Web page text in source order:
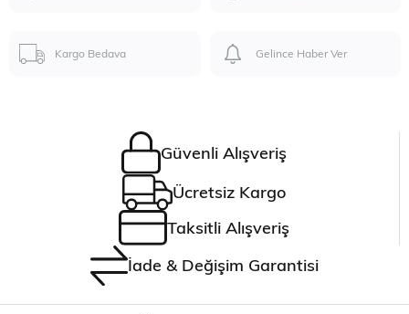
Kargo Bedava Gelince Haber Ver
Güvenli Alışveriş
Ücretsiz Kargo
Taksitli Alışveriş
İade & Değişim Garantisi